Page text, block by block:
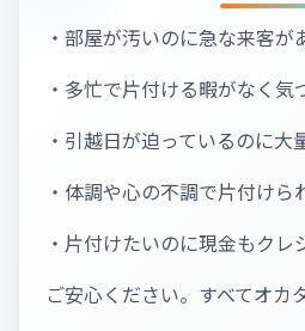
・部屋が汚いのに急な来客が
・多忙で片付ける暇がなく気
・引越日が迫っているのに大
・体調や心の不調で片付けら
・片付けたいのに現金もク
ご安心ください。すべてオカ